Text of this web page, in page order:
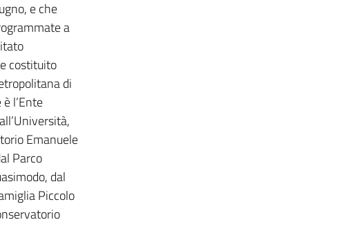
e che
a
costituito
di
l’Ente
Emanuele
Parco
dal
Piccolo